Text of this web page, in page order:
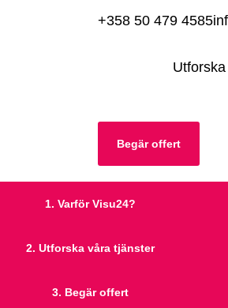
+358 50 479 4585
Begär offert
1. Varför Visu24?
2. Utforska våra tjänster
3. Begär offert